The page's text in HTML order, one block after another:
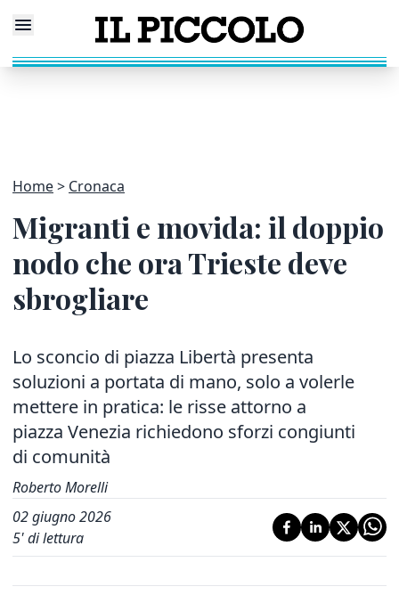
Home Cronaca
Migranti e movida: il doppio
nodo che ora Trieste deve
sbrogliare
Lo sconcio di piazza Libertà presenta
soluzioni a portata di mano, solo a volerle
mettere in pratica: le risse attorno a
piazza Venezia richiedono sforzi congiunti
di comunità
Roberto Morelli
02 giugno 2026
5' di lettura